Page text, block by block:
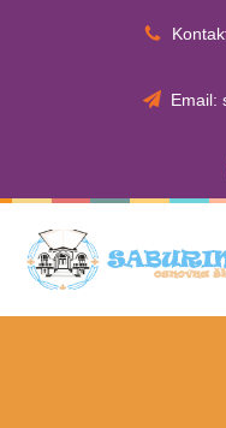
Email: